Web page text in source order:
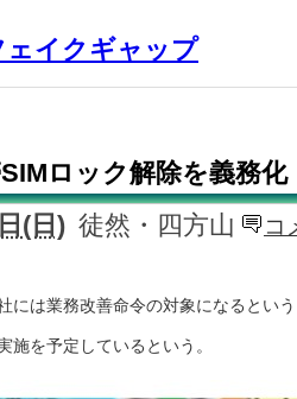
ェイクギャップ
ロック解除を義務化
(日) 徒然・四方山 コ
には業務改善命令の対象になるとい
施を予定しているという。